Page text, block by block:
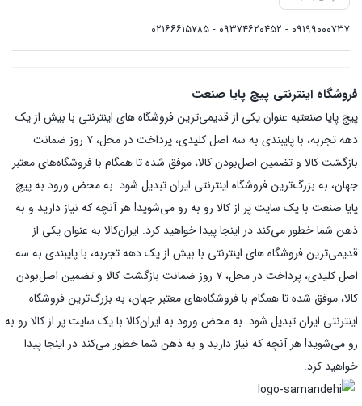
۰۹۱۹۹۰۰۰۷۳۷ - ۰۹۳۷۴۶۲۰۴۵۲ - ۰۲۱۶۶۶۱۵۷۸۵
فروشگاه اینترنتی پیچ پایا صنعت
پیچ پایا صنعتبه عنوان یکی از قدیمی‌ترین فروشگاه های اینترنتی با بیش از یک
دهه تجربه، با پایبندی به سه اصل کلیدی، پرداخت در محل، ۷ روز ضمانت
بازگشت کالا و تضمین اصل‌بودن کالا، موفق شده تا همگام با فروشگاه‌های معتبر
جهان، به بزرگ‌ترین فروشگاه اینترنتی ایران تبدیل شود. به محض ورود به پیچ
پایا صنعت با یک سایت پر از کالا رو به رو می‌شوید! هر آنچه که نیاز دارید و به
ذهن شما خطور می‌کند در اینجا پیدا خواهید کرد. ایران‌کالا به عنوان یکی از
قدیمی‌ترین فروشگاه های اینترنتی با بیش از یک دهه تجربه، با پایبندی به سه
اصل کلیدی، پرداخت در محل، ۷ روز ضمانت بازگشت کالا و تضمین اصل‌بودن
کالا، موفق شده تا همگام با فروشگاه‌های معتبر جهان، به بزرگ‌ترین فروشگاه
اینترنتی ایران تبدیل شود. به محض ورود به ایران‌کالا با یک سایت پر از کالا رو به
رو می‌شوید! هر آنچه که نیاز دارید و به ذهن شما خطور می‌کند در اینجا پیدا
خواهید کرد.